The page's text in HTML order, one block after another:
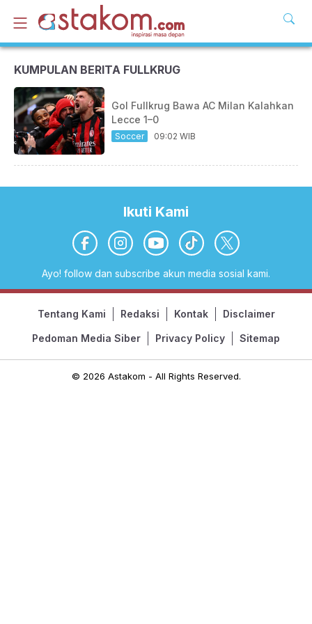
KUMPULAN BERITA FULLKRUG
Gol Fullkrug Bawa AC Milan Kalahkan
Lecce 1–0
Soccer 09:02 WIB
Ikuti Kami
Ayo! follow dan subscribe akun media sosial kami.
Tentang Kami Redaksi Kontak Disclaimer
Pedoman Media Siber Privacy Policy Sitemap
© 2026 Astakom - All Rights Reserved.